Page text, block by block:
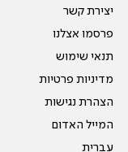
יצירת קשר
פרסמו אצלנו
תנאי שימוש
מדיניות פרטיות
הצהרת נגישות
המייל האדום
עברית